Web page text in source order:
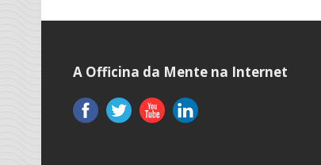
A Officina da Mente na Internet